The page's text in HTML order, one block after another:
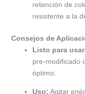
retención de
resistente a la
Consejos de
Listo para
pre-modificado
óptimo.
Uso: Agitar